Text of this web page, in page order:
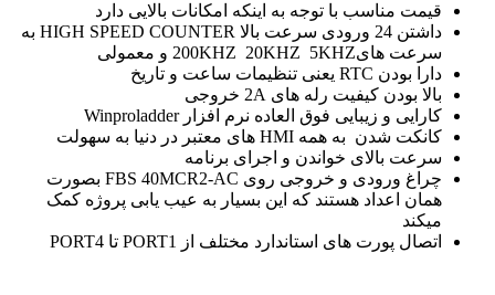
مناسببا توجه به اینکه امکانات بالایی دارد
ورودی سرعت بالا
HIGH SPEED COUNTERبه
های 200KHZ 20KHZ 5KHZ و معمولی
بودنRTCیعنی تنظیمات ساعت و تاریخ
بودن کیفیت رله های 2Aخروجی
و زیبایی فوق العاده نرم افزارWinproladder
شدن به همهHMIهای معتبر در دنیا به سهولت
بالای خواندن و اجرای برنامه
ورودی و خروجی رویFBS 40MCR2-ACبصورت
اعداد هستند که این بسیار به عیب یابی پروژه کمک
پورت های استاندارد مختلف ازPORT1تاPORT4